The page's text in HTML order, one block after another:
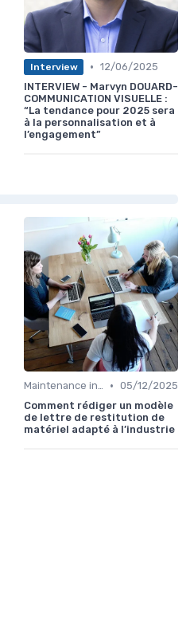
Interview • 12/06/2025
INTERVIEW - Marvyn DOUARD-
COMMUNICATION VISUELLE :
“La tendance pour 2025 sera
à la personnalisation et à
l’engagement”
Maintenance infrastructures • 05/12/2025
Comment rédiger un modèle
de lettre de restitution de
matériel adapté à l’industrie